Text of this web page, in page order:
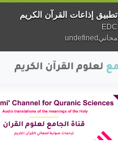
تطبيق إذاعات القرآن الكريم
EDC
مجانيundefined